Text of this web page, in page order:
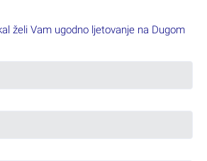
želi Vam ugodno ljetovanje na Dugom